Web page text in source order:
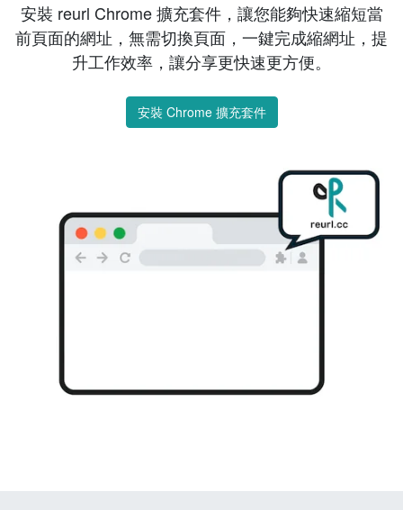
安裝 reurl Chrome 擴充套件，讓您能夠快速縮短當
前頁面的網址，無需切換頁面，一鍵完成縮網址，提
升工作效率，讓分享更快速更方便。
安裝 Chrome 擴充套件